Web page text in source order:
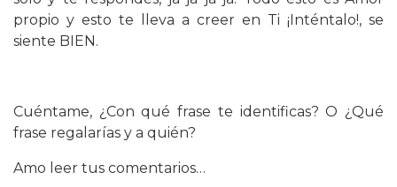
propio y esto te lleva a creer en Ti ¡Inténtalo!, se
siente BIEN.
Cuéntame, ¿Con qué frase te identificas? O ¿Qué
frase regalarías y a quién?
Amo leer tus comentarios…